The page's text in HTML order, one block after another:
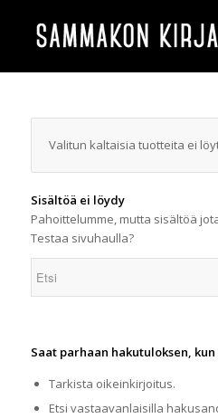
Valitun kaltaisia tuotteita ei
Sisältöä ei löydy
Pahoittelumme, mutta sisältöä
Testaa sivuhaulla?
Saat parhaan hakutuloksen,
Tarkista oikeinkirjoitus.
Etsi vastaavanlaisilla